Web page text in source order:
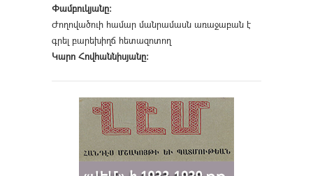
Փամբուկյանը։
Ժողովածուի համար մանրամասն առաջաբան է
գրել բարեխիղճ հետազոտող
Կարո Հովհաննիսյանը։